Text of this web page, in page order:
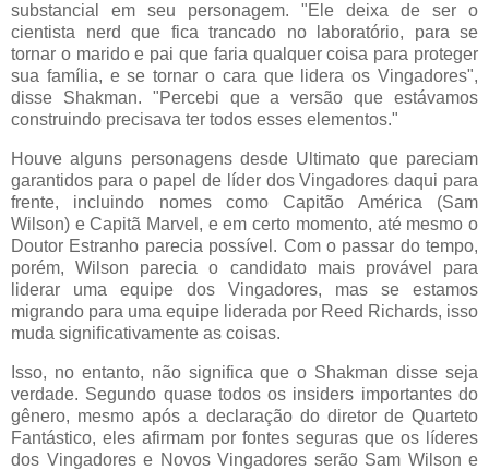
substancial em seu personagem. "Ele deixa de ser o
cientista nerd que fica trancado no laboratório, para se
tornar o marido e pai que faria qualquer coisa para proteger
sua família, e se tornar o cara que lidera os Vingadores",
disse Shakman. "Percebi que a versão que estávamos
construindo precisava ter todos esses elementos."
Houve alguns personagens desde Ultimato que pareciam
garantidos para o papel de líder dos Vingadores daqui para
frente, incluindo nomes como Capitão América (Sam
Wilson) e Capitã Marvel, e em certo momento, até mesmo o
Doutor Estranho parecia possível. Com o passar do tempo,
porém, Wilson parecia o candidato mais provável para
liderar uma equipe dos Vingadores, mas se estamos
migrando para uma equipe liderada por Reed Richards, isso
muda significativamente as coisas.
Isso, no entanto, não significa que o Shakman disse seja
verdade. Segundo quase todos os insiders importantes do
gênero, mesmo após a declaração do diretor de Quarteto
Fantástico, eles afirmam por fontes seguras que os líderes
dos Vingadores e Novos Vingadores serão Sam Wilson e